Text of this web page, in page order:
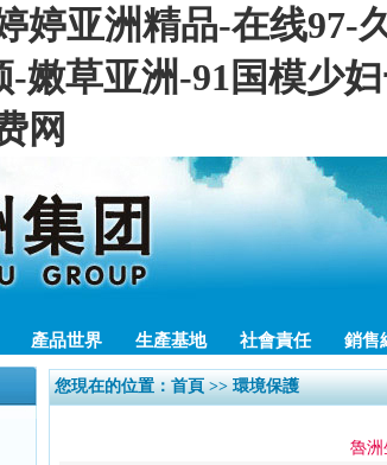
婷亚洲精品-在线97-
-嫩草亚洲-91国模少
网
產品世界 生產基地 社會責任 銷售
您現在的位置：首頁>> 環境保護
魯洲